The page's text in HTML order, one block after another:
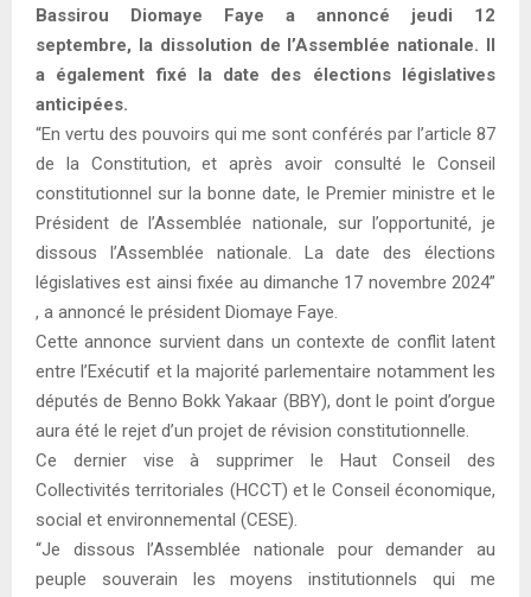
Bassirou Diomaye Faye a annoncé jeudi 12
septembre, la dissolution de l’Assemblée nationale. Il
a également fixé la date des élections législatives
anticipées.
“En vertu des pouvoirs qui me sont conférés par l’article 87
de la Constitution, et après avoir consulté le Conseil
constitutionnel sur la bonne date, le Premier ministre et le
Président de l’Assemblée nationale, sur l’opportunité, je
dissous l’Assemblée nationale. La date des élections
législatives est ainsi fixée au dimanche 17 novembre 2024”
, a annoncé le président Diomaye Faye.
Cette annonce survient dans un contexte de conflit latent
entre l’Exécutif et la majorité parlementaire notamment les
députés de Benno Bokk Yakaar (BBY), dont le point d’orgue
aura été le rejet d’un projet de révision constitutionnelle.
Ce dernier vise à supprimer le Haut Conseil des
Collectivités territoriales (HCCT) et le Conseil économique,
social et environnemental (CESE).
“Je dissous l’Assemblée nationale pour demander au
peuple souverain les moyens institutionnels qui me